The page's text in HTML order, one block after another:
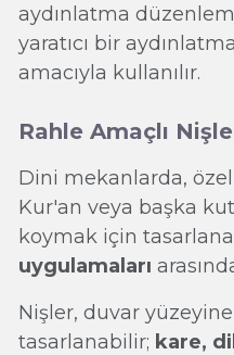
aydınlatma
yaratıcı bir
amacıyla kullanılır.
Rahle Amaçlı
Dini mekanlarda,
Kur'an veya başka
koymak için
uygulamaları
Nişler, duvar
tasarlanabilir; kare,